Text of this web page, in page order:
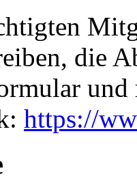
die
https://